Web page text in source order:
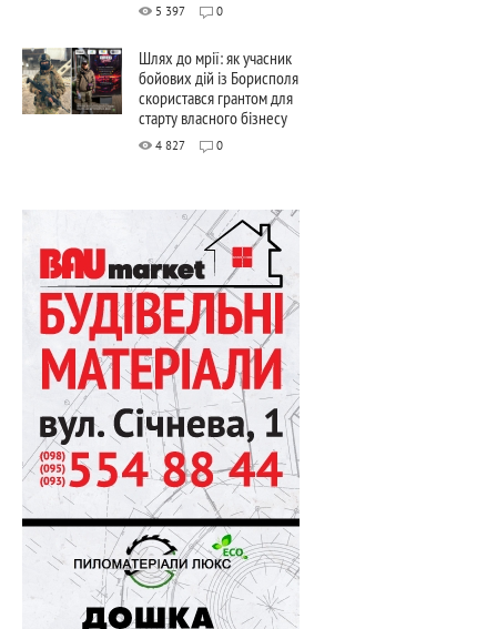
5 397 0
Шлях до мрії: як учасник
бойових дій із Борисполя
скористався грантом для
старту власного бізнесу
4 827 0